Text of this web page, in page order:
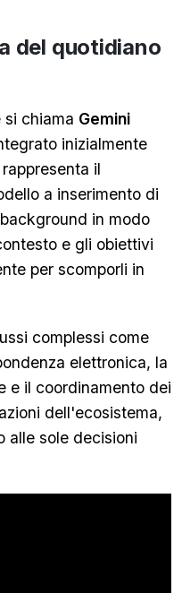
del quotidiano
chiama Gemini
inizialmente
il
a inserimento di
in modo
e gli obiettivi
per scomporli in
complessi come
elettronica, la
e il coordinamento dei
dell'ecosistema,
alle sole decisioni